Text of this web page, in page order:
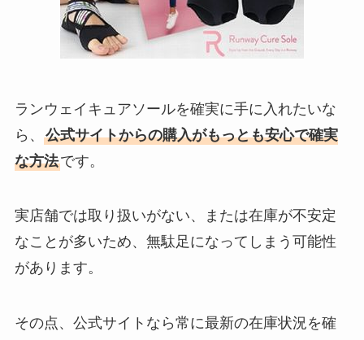
ランウェイキュアソールを確実に手に入れたいな
ら、 公式サイトからの購入がもっとも安心で確実
な方法です。
実店舗では取り扱いがない、または在庫が不安定
なことが多いため、無駄足になってしまう可能性
があります。
その点、公式サイトなら常に最新の在庫状況を確